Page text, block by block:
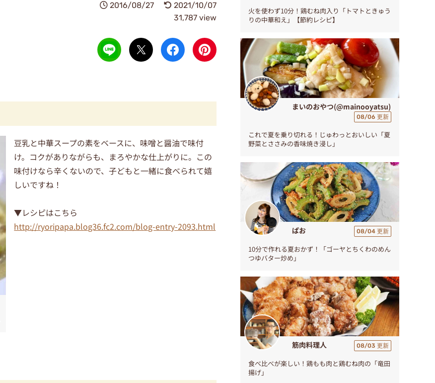
2016/08/27
2021/10/07
31,787 view
豆乳と中華スープの素をベースに、味噌と醤油で味付
け。コクがありながらも、まろやかな仕上がりに。この
味付けなら辛くないので、子どもと一緒に食べられて嬉
しいですね！
▼レシピはこちら
http://ryoripapa.blog36.fc2.com/blog-entry-2093.html
火を使わず10分！鶏むね肉入り「トマトときゅう
りの中華和え」【節約レシピ】
まいのおやつ(@mainooyatsu)
08/06 更新
これで夏を乗り切れる！じゅわっとおいしい「夏
野菜とささみの香味焼き浸し」
ぱお 08/04 更新
10分で作れる夏おかず！「ゴーヤとちくわのめん
つゆバター炒め」
筋肉料理人 08/03 更新
食べ比べが楽しい！鶏もも肉と鶏むね肉の「竜田
揚げ」